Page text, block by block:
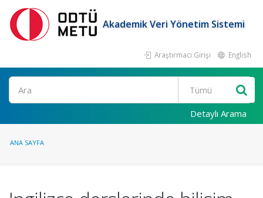
Akademik Veri Yönetim Sistemi
Araştırmacı Girişi English
Ara
Detaylı Arama
ANA SAYFA